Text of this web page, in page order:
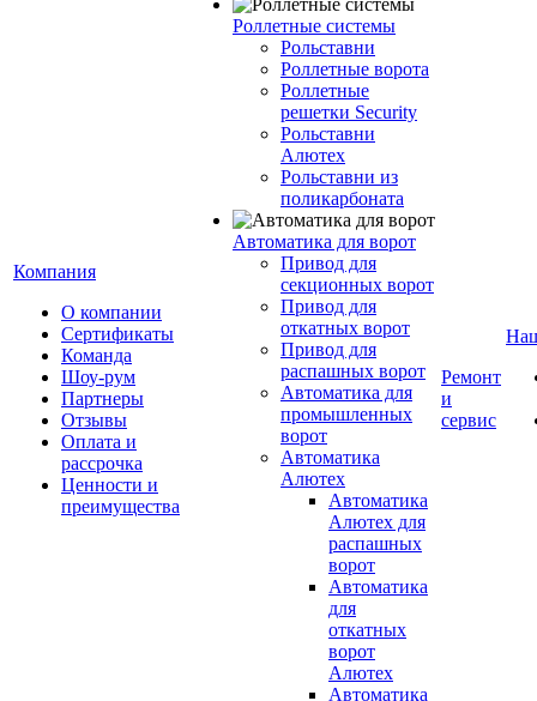
Компания
О компании
Сертификаты
Команда
Шоу-рум
Партнеры
Отзывы
Оплата и
рассрочка
Ценности и
преимущества
Роллетные системы
Рольставни
Роллетные ворота
Роллетные
решетки Security
Рольставни
Алютех
Рольставни из
поликарбоната
Автоматика для ворот
Привод для
секционных ворот
Привод для
откатных ворот
Привод для
распашных ворот
Автоматика для
промышленных
ворот
Автоматика
Алютех
Автоматика
Алютех для
распашных
ворот
Автоматика
для
откатных
ворот
Алютех
Автоматика
Ремонт
и
сервис